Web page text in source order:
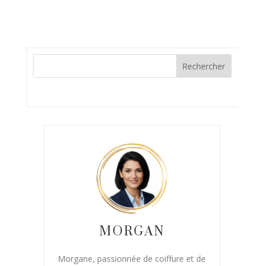
MORGAN
Morgane, passionnée de coiffure et de